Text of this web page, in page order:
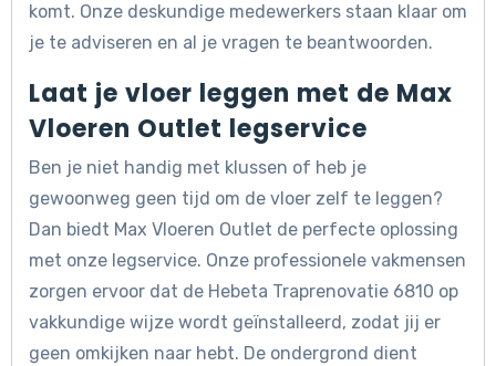
komt. Onze deskundige medewerkers staan klaar om
je te adviseren en al je vragen te beantwoorden.
Laat je vloer leggen met de Max
Vloeren Outlet legservice
Ben je niet handig met klussen of heb je
gewoonweg geen tijd om de vloer zelf te leggen?
Dan biedt Max Vloeren Outlet de perfecte oplossing
met onze legservice. Onze professionele vakmensen
zorgen ervoor dat de Hebeta Traprenovatie 6810 op
vakkundige wijze wordt geïnstalleerd, zodat jij er
geen omkijken naar hebt. De ondergrond dient